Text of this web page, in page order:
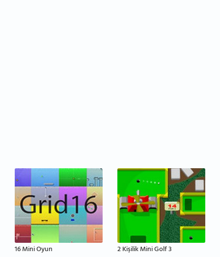
16 Mini Oyun 2 Kişilik Mini Golf 3